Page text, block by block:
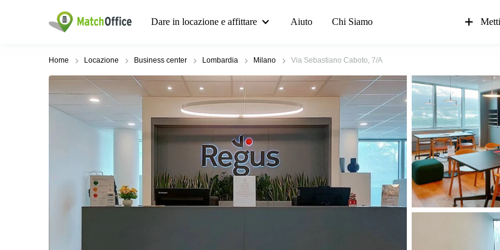
Dare in locazione e affittare Aiuto Chi Siamo
Home Locazione Business center Lombardia Milano Via Sebastiano Caboto, 7/A